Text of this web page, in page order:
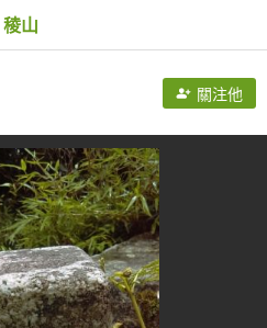
稜山
關注他